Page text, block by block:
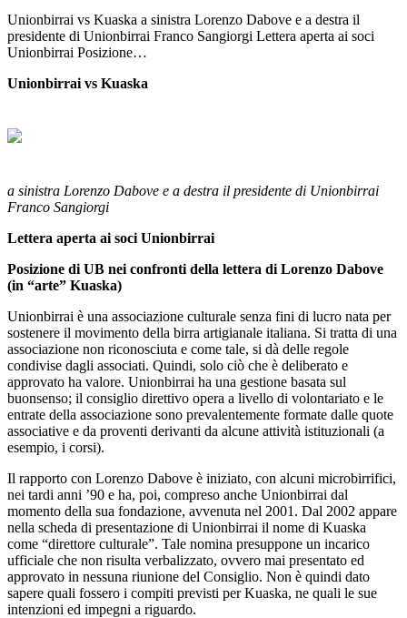
Unionbirrai vs Kuaska a sinistra Lorenzo Dabove e a destra il
presidente di Unionbirrai Franco Sangiorgi Lettera aperta ai soci
Unionbirrai Posizione…
Unionbirrai vs Kuaska
a sinistra Lorenzo Dabove e a destra il presidente di Unionbirrai
Franco Sangiorgi
Lettera aperta ai soci Unionbirrai
Posizione di UB nei confronti della lettera di Lorenzo Dabove
(in “arte” Kuaska)
Unionbirrai è una associazione culturale senza fini di lucro nata per
sostenere il movimento della birra artigianale italiana. Si tratta di una
associazione non riconosciuta e come tale, si dà delle regole
condivise dagli associati. Quindi, solo ciò che è deliberato e
approvato ha valore. Unionbirrai ha una gestione basata sul
buonsenso; il consiglio direttivo opera a livello di volontariato e le
entrate della associazione sono prevalentemente formate dalle quote
associative e da proventi derivanti da alcune attività istituzionali (a
esempio, i corsi).
Il rapporto con Lorenzo Dabove è iniziato, con alcuni microbirrifici,
nei tardi anni ’90 e ha, poi, compreso anche Unionbirrai dal
momento della sua fondazione, avvenuta nel 2001. Dal 2002 appare
nella scheda di presentazione di Unionbirrai il nome di Kuaska
come “direttore culturale”. Tale nomina presuppone un incarico
ufficiale che non risulta verbalizzato, ovvero mai presentato ed
approvato in nessuna riunione del Consiglio. Non è quindi dato
sapere quali fossero i compiti previsti per Kuaska, ne quali le sue
intenzioni ed impegni a riguardo.